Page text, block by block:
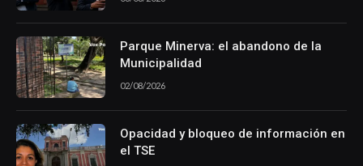
Parque Minerva: el abandono de la
Municipalidad
02/08/2026
Opacidad y bloqueo de información en
el TSE